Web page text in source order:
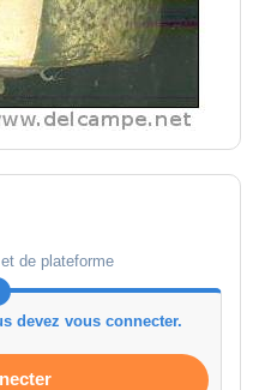
de plateforme
devez vous connecter.